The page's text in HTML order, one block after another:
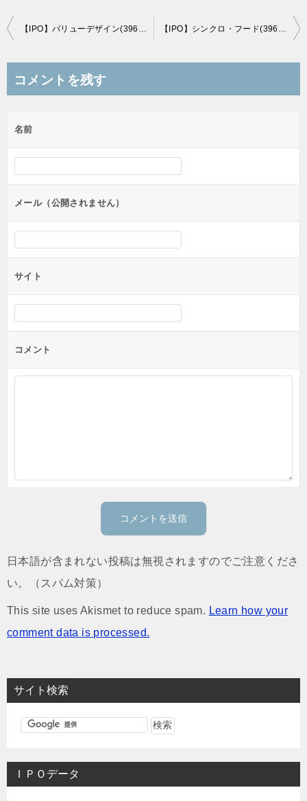
投
ビ
ー
シ
ン
【IPO】バリューデザイン(3960)のＢＢスタンスと初値予想 【IPO】シンクロ・フード(3963)のＢＢスタンスと初値予想
コメントを残す
名前
メール（公開されません）
サイト
コメント
日本語が含まれない投稿は無視されますのでご注意くださ
い。（スパム対策）
This site uses Akismet to reduce spam. Learn how your
comment data is processed.
サイト検索
ＩＰＯデータ